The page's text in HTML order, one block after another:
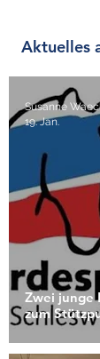
Aktuelles
Zwei junge
zum
Susanne
19. Jan.